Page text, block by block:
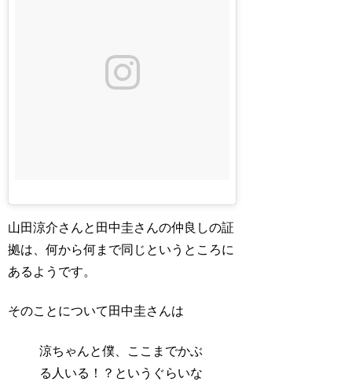
山田涼介さんと田中圭さんの仲良しの証
拠は、何から何まで同じというところに
あるようです。
そのことについて田中圭さんは
涼ちゃんと僕、ここまでかぶ
る人いる！？というぐらいな